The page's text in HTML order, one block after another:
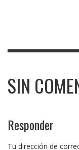
SIN
Responder
Tu dirección de